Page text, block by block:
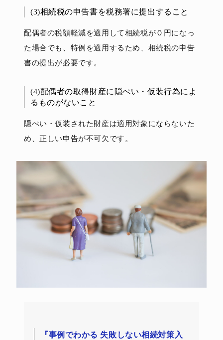
(3)相続税の申告書を税務署に提出すること
配偶者の税額軽減を適用して相続税が０円になっ
た場合でも、特例を適用するため、相続税の申告
書の提出が必要です。
(4)配偶者の取得財産に隠ぺい・仮装行為によ
るものがないこと
隠ぺい・仮装された財産は適用対象にならないた
め、正しい申告が不可欠です。
『事例でわかる 失敗しない相続対策入